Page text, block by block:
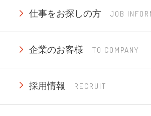
仕事をお探しの方 JOB
企業のお客様 TO COMPANY
採用情報 RECRUIT